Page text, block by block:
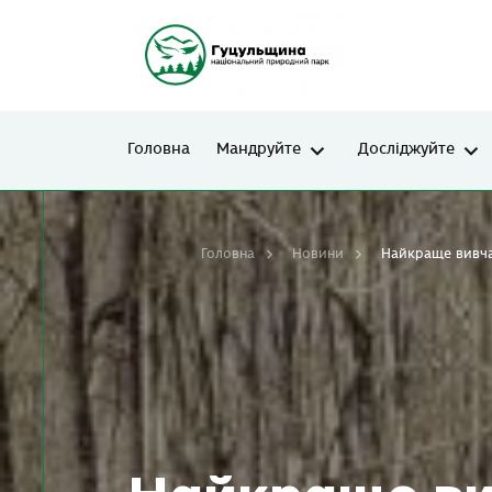
Головна Мандруйте Досліджуйте
Головна Новини Найкраще